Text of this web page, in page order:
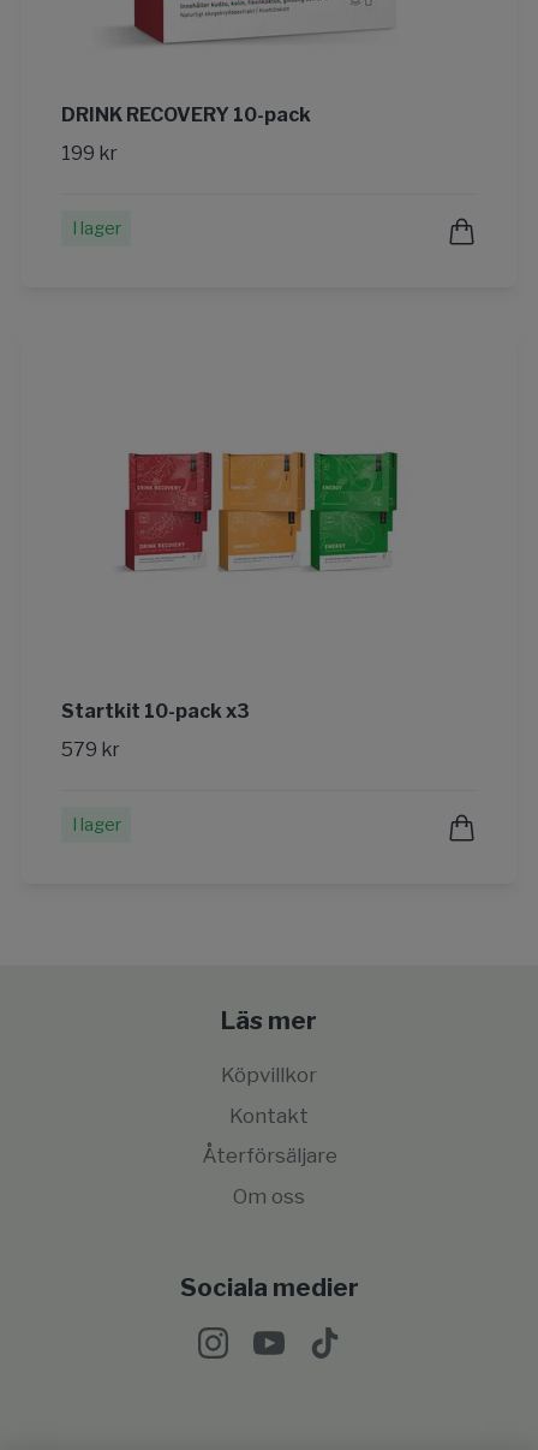
DRINK RECOVERY 10-pack
199 kr
I lager
Startkit 10-pack x3
579 kr
I lager
Läs mer
Köpvillkor
Kontakt
Återförsäljare
Om oss
Sociala medier